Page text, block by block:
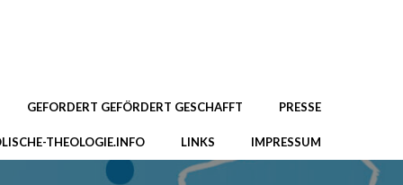
GEFORDERT GEFÖRDERT GESCHAFFT PRESSE
THEOLOGIE.INFO LINKS IMPRESSUM